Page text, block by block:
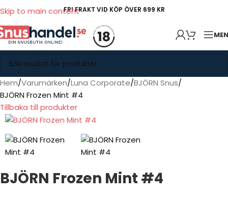
Skip to main contentFRI FRAKT VID KÖP ÖVER 699 KR
Hem Varumärken Luna Corporate BJÖRN Snus
BJÖRN Frozen Mint #4
Tillbaka till produkter
BJÖRN Frozen Mint #4